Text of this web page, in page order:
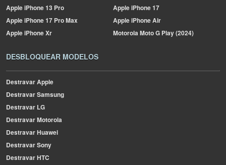
AppleiPhone 13 Pro AppleiPhone 17
AppleiPhone 17 Pro Max AppleiPhone Air
AppleiPhone Xr MotorolaMoto G Play (2024)
DESBLOQUEAR MODELOS
Destravar Apple
Destravar Samsung
Destravar LG
Destravar Motorola
Destravar Huawei
Destravar Sony
Destravar HTC